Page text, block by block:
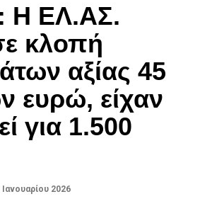
Η ΕΛ.ΑΣ.
κλοπή
αξίας 45
ευρώ, είχαν
για 1.500
2026